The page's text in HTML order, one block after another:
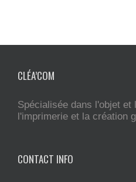
CLÉA’COM
Spécialisée dans l'objet et
l'imprimerie et la création
CONTACT INFO